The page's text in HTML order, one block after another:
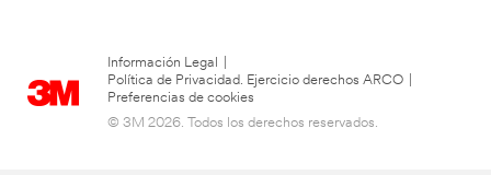
Información Legal
Política de Privacidad. Ejercicio derechos ARCO
Preferencias de cookies
© 3M 2026. Todos los derechos reservados.